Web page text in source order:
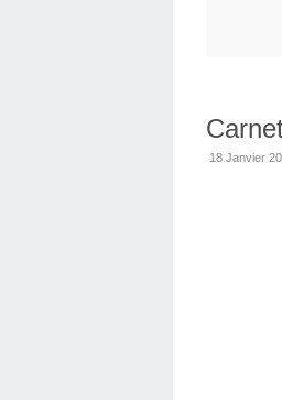
18 Janvier